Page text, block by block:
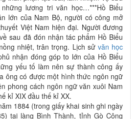
lương tri văn học…***Hồ Biểu
lớn của Nam Bộ, người có công mở
Việt Nam hiện đại. Người đương
sau đã đón nhận tác phẩm Hồ Biểu
nhiệt, trân trọng. Lịch sử văn học
nhận đóng góp to lớn của Hồ Biểu
yếu tố làm nên sự thành công ấy
ông có được một hình thức ngôn ngữ
phong cách ngôn ngữ văn xuôi Nam
kỉ XIX đầu thế kỉ XX.
1884 (trong giấy khai sinh ghi ngày
tại làng Bình Thành, tỉnh Gò Công